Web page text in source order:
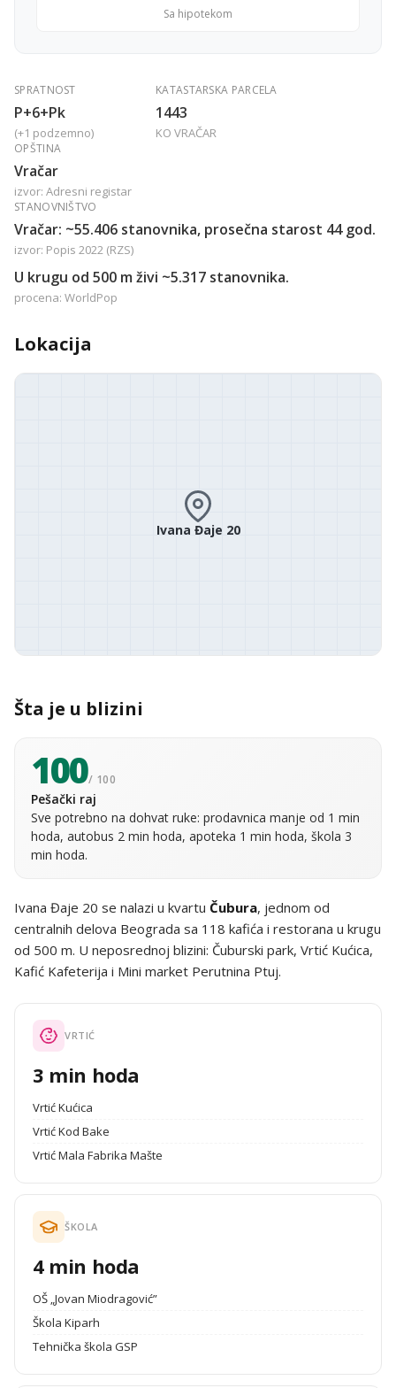
Sa hipotekom
SPRATNOST
P+6+Pk
(+1 podzemno)
KATASTARSKA PARCELA
1443
KO VRAČAR
OPŠTINA
Vračar
izvor: Adresni registar
STANOVNIŠTVO
Vračar: ~55.406 stanovnika, prosečna starost 44 god.
izvor: Popis 2022 (RZS)
U krugu od 500 m živi ~5.317 stanovnika.
procena: WorldPop
Lokacija
Ivana Đaje 20
Šta je u blizini
100/ 100
Pešački raj
Sve potrebno na dohvat ruke: prodavnica manje od 1 min
hoda, autobus 2 min hoda, apoteka 1 min hoda, škola 3
min hoda.
Ivana Đaje 20 se nalazi u kvartu Čubura, jednom od
centralnih delova Beograda sa 118 kafića i restorana u krugu
od 500 m. U neposrednoj blizini: Čuburski park, Vrtić Kućica,
Kafić Kafeterija i Mini market Perutnina Ptuj.
VRTIĆ
3 min hoda
Vrtić Kućica
Vrtić Kod Bake
Vrtić Mala Fabrika Mašte
ŠKOLA
4 min hoda
OŠ „Jovan Miodragović”
Škola Kiparh
Tehnička škola GSP